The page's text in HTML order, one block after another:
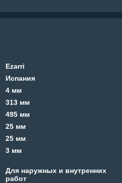
Ezarri
Испания
4 мм
313 мм
495 мм
25 мм
25 мм
3 мм
Для наружных и внутренних
работ